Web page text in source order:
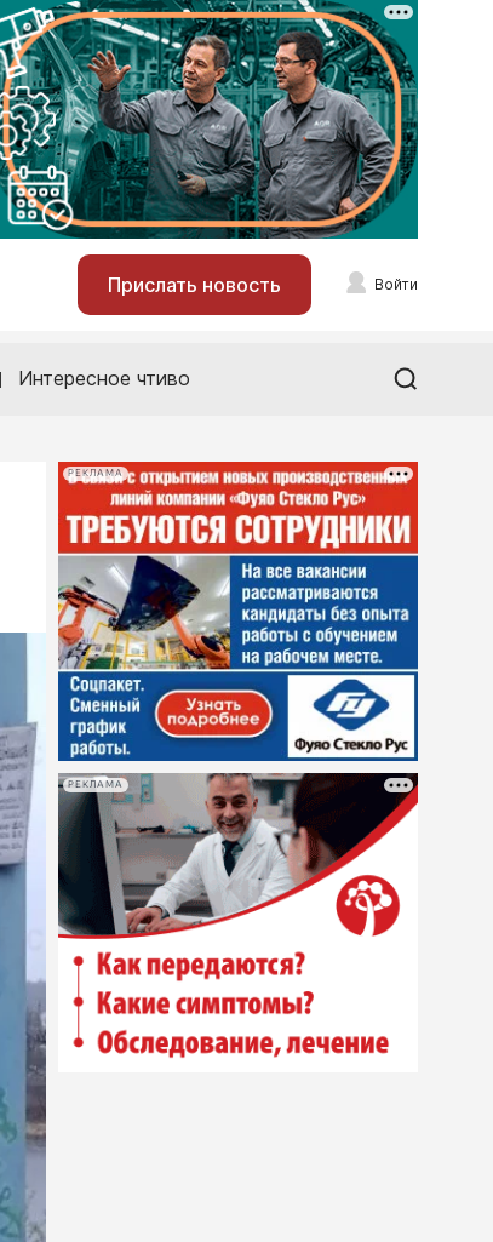
Прислать новость Войти
Интересное чтиво
РЕКЛАМА
РЕКЛАМА